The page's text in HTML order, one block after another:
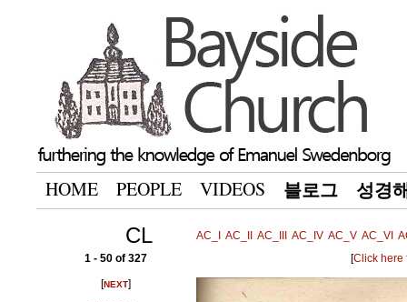
HOME PEOPLE VIDEOS 블로그 성경
CL AC_I AC_II AC_III AC_IV AC_V AC_VI
1 - 50 of 327
[NEXT]
[Click here